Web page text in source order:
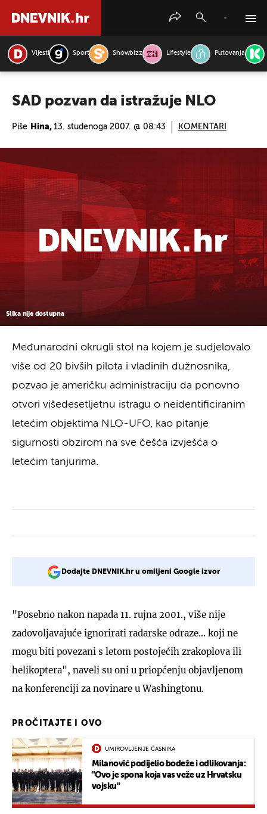
Vijesti Sport Showbizz Lifestyle Putovanja
SAD pozvan da istražuje NLO
Piše Hina, 13. studenoga 2007. @ 08:43 KOMENTARI
Slika nije dostupna
Međunarodni okrugli stol na kojem je sudjelovalo
više od 20 bivših pilota i vladinih dužnosnika,
pozvao je američku administraciju da ponovno
otvori višedesetljetnu istragu o neidentificiranim
letećim objektima NLO-UFO, kao pitanje
sigurnosti obzirom na sve češća izvješća o
letećim tanjurima.
Dodajte DNEVNIK.hr u omiljeni Google izvor
"Posebno nakon napada 11. rujna 2001., više nije
zadovoljavajuće ignorirati radarske odraze... koji ne
mogu biti povezani s letom postojećih zrakoplova ili
helikoptera", naveli su oni u priopćenju objavljenom
na konferenciji za novinare u Washingtonu.
PROČITAJTE I OVO
UMIROVLJENJE ČASNIKA
Milanović podijelio bodeže i odlikovanja:
"Ovo je spona koja vas veže uz Hrvatsku
vojsku"
PRETRAŽITE VIJESTI